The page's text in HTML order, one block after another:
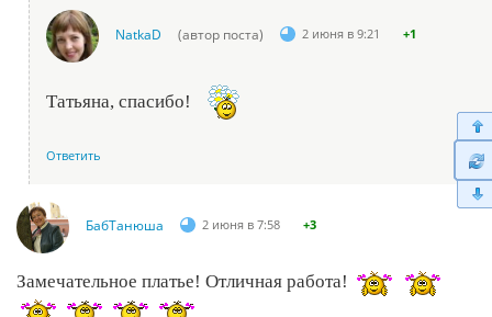
NatkaD (автор поста) 2 июня в 9:21 +1
Татьяна, спасибо!
Ответить
БабТанюша 2 июня в 7:58 +3
Замечательное платье! Отличная работа!